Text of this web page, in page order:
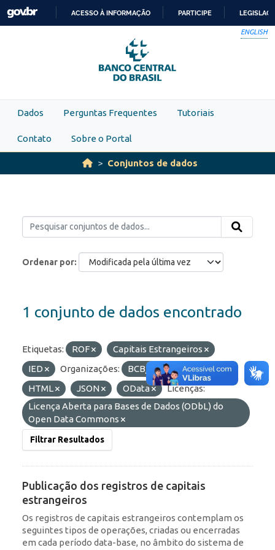
Skip to main content
PARA
O
CONTEÚDO
ACESSO À INFORMAÇÃO PARTICIPE
ENGLISH
Dados Perguntas Frequentes Tutoriais
Contato Sobre o Portal
Conjuntos de dados
Ordenar por
1 conjunto de dados encontrado
Etiquetas: ROF
Capitais Estrangeiros
IED
Organizações: BCB/Dstat
Formatos:
HTML
JSON OData
Licenças:
Licença Aberta para Bases de Dados (ODbL) do
Open Data Commons
Filtrar Resultados
Publicação dos registros de capitais
estrangeiros
Os registros de capitais estrangeiros contemplam os
seguintes tipos de operações, criadas ou encerradas
em cada período data-base, no âmbito do sistema de